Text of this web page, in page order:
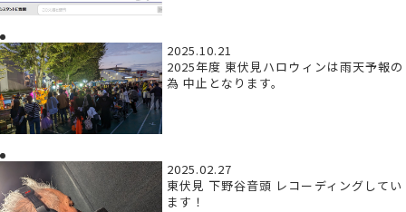
2025.10.21
2025年度 東伏見ハロウィンは雨天予報の
為 中止となります。
2025.02.27
東伏見 下野谷音頭 レコーディングしてい
ます！